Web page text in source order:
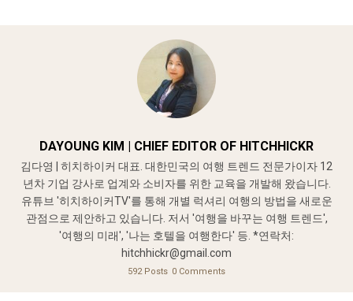
DAYOUNG KIM | CHIEF EDITOR OF HITCHHICKR
김다영 | 히치하이커 대표. 대한민국의 여행 트렌드 전문가이자 12
년차 기업 강사로 업계와 소비자를 위한 교육을 개발해 왔습니다.
유튜브 '히치하이커TV'를 통해 개별 럭셔리 여행의 방법을 새로운
관점으로 제안하고 있습니다. 저서 '여행을 바꾸는 여행 트렌드',
'여행의 미래', '나는 호텔을 여행한다' 등. *연락처:
hitchhickr@gmail.com
592 Posts 0 Comments